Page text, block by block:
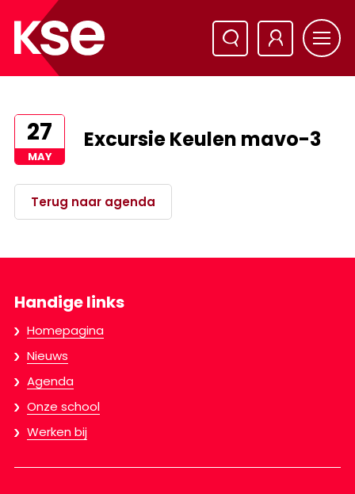
27
MAY
Excursie Keulen mavo-3
Terug naar agenda
Handige links
Homepagina
Nieuws
Agenda
Onze school
Werken bij